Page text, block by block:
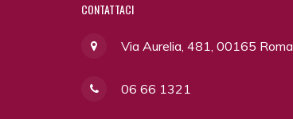
CONTATTACI
Via Aurelia, 481, 00165 Roma
06 66 1321